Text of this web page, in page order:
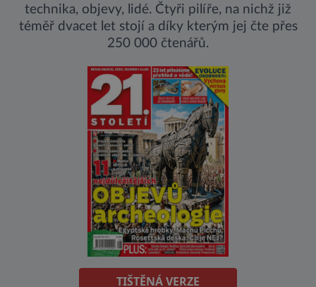
technika, objevy, lidé. Čtyři pilíře, na nichž již
téměř dvacet let stojí a díky kterým jej čte přes
250 000 čtenářů.
TIŠTĚNÁ VERZE